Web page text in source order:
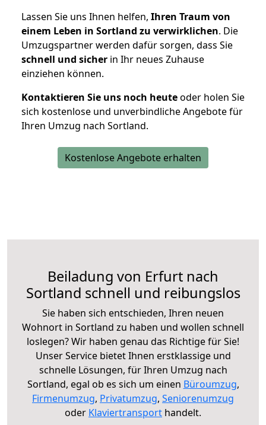
Lassen Sie uns Ihnen helfen, Ihren Traum von
einem Leben in Sortland zu verwirklichen. Die
Umzugspartner werden dafür sorgen, dass Sie
schnell und sicher in Ihr neues Zuhause
einziehen können.
Kontaktieren Sie uns noch heuteoder holen Sie
sich kostenlose und unverbindliche Angebote für
Ihren Umzug nach Sortland.
Kostenlose Angebote erhalten
Beiladung von Erfurt nach
Sortland schnell und reibungslos
Sie haben sich entschieden, Ihren neuen
Wohnort in Sortland zu haben und wollen schnell
loslegen? Wir haben genau das Richtige für Sie!
Unser Service bietet Ihnen erstklassige und
schnelle Lösungen, für Ihren Umzug nach
Sortland, egal ob es sich um einen Büroumzug,
Firmenumzug, Privatumzug, Seniorenumzug
oder Klaviertransport handelt.